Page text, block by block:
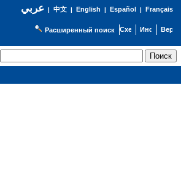
عربي| 中文| English | Español | Français
Расширенный поиск